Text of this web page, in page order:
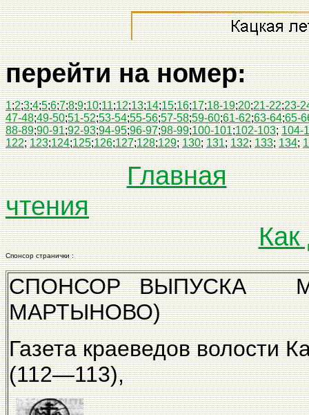
перейти на номер:
1;2;3;4;5;6;7;8;9;10;11;12;13;14;15;16;17;18-19;20;21-22;23-
47-48;49-50;51-52;53-54;55-56;57-58;59-60;61-62;63-64;65-
88-89;90-91;92-93;94-95;96-97;98-99;100-101;102-103; 104-
122;123;124;125;126;127;128;129;130;131;132;133;134;
Главная
чтения
Как
Спонсор странички :
СПОНСОР ВЫПУСКА
МАРТЫНОВО)
Газета краеведов
(112—113),